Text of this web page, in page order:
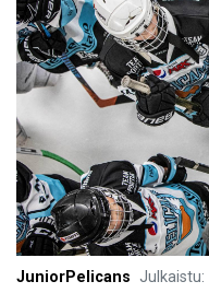
JuniorPelicans Julkaistu: